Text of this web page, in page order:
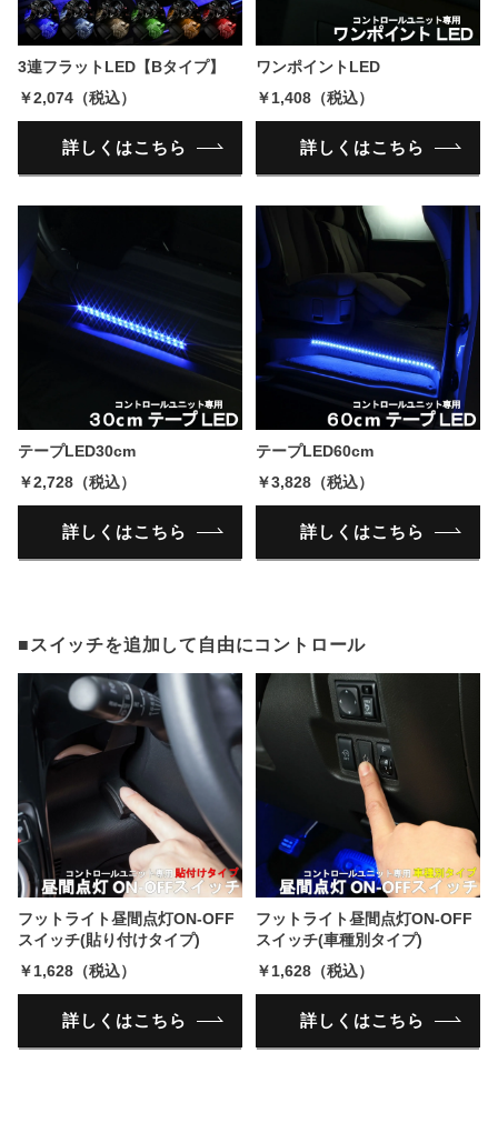
3連フラットLED【Bタイプ】
￥2,074（税込）
詳しくはこちら
ワンポイントLED
￥1,408（税込）
詳しくはこちら
テープLED30cm
￥2,728（税込）
詳しくはこちら
テープLED60cm
￥3,828（税込）
詳しくはこちら
■スイッチを追加して自由にコントロール
フットライト昼間点灯ON-OFF
スイッチ(貼り付けタイプ)
￥1,628（税込）
詳しくはこちら
フットライト昼間点灯ON-OFF
スイッチ(車種別タイプ)
￥1,628（税込）
詳しくはこちら